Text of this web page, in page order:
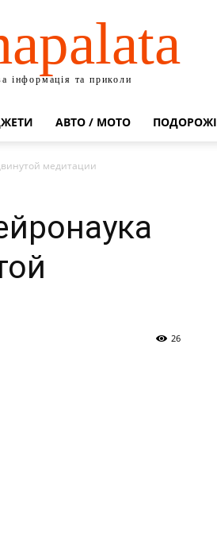
інформація та приколи
АВТО / МОТО ПОДОРОЖІ
медитации
26